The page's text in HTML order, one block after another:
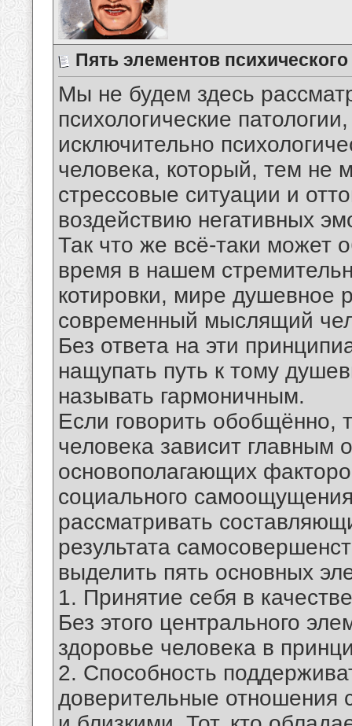
Пять элементов
Мы не будем здесь
психологические
исключительно
человека, который, тем не
стрессовые ситуации и
воздействию негативных
Так что же всё-таки может
время в нашем
котировки, мире душевное
современный мыслящий
Без ответа на эти
нащупать путь к тому
называть гармоничным.
Если говорить обобщённо,
человека зависит главным
основополагающих
социального
рассматривать
результата
выделить пять основных
1. Принятие себя в
Без этого центрального
здоровье человека в
2. Способность
доверительные отношения